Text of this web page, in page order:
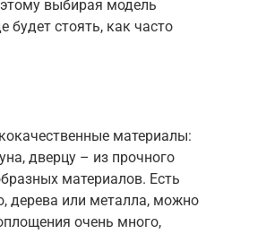
выбирая модель
стоять, как часто
материалы:
дверцу – из прочного
материалов. Есть
дерева или металла, можно
очень много,